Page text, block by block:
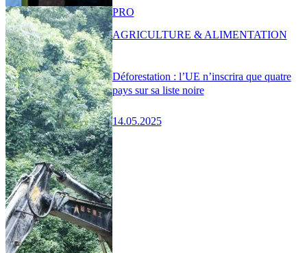
Déforestation : l’UE n’inscrira que quatre
pays sur sa liste noire
14.05.2025
PRO
AGRICULTURE & ALIMENTATION